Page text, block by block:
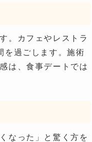
。カフェやレストラ
を過ごします。施術
は、食事デートでは
なった」と驚く方を